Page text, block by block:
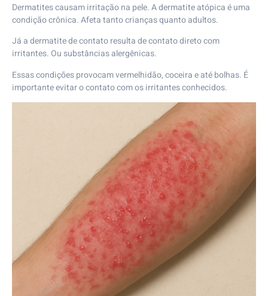
Dermatites causam irritação na pele. A dermatite atópica é uma
condição crônica. Afeta tanto crianças quanto adultos.
Já a dermatite de contato resulta de contato direto com
irritantes. Ou substâncias alergênicas.
Essas condições provocam vermelhidão, coceira e até bolhas. É
importante evitar o contato com os irritantes conhecidos.